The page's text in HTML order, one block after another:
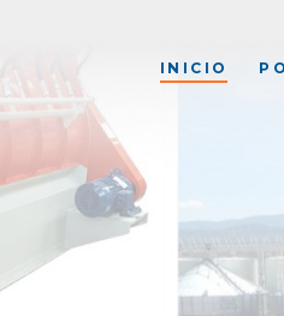
INICIO